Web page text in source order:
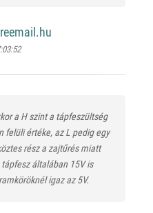
a H szint a tápfeszültség
felüli értéke, az L pedig egy
rész a zajtűrés miatt
tápfesz általában 15V is
igaz az 5V.